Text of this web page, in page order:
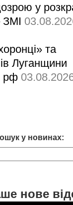
у
ЗМІ
та
Луганщини
рф
у новинах:
нове